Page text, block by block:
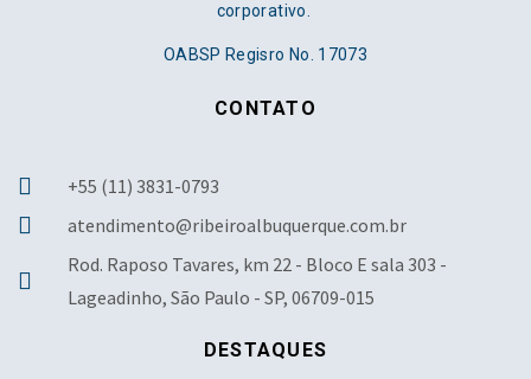
corporativo.
OABSP Regisro No. 17073
CONTATO
+55 (11) 3831-0793
atendimento@ribeiroalbuquerque.com.br
Rod. Raposo Tavares, km 22 - Bloco E sala 303 -
Lageadinho, São Paulo - SP, 06709-015
DESTAQUES